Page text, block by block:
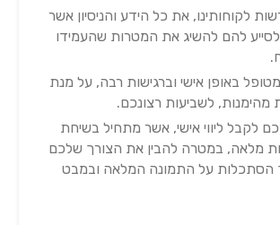
לקוחותינו, את כל הידע והניסיון אשר
להם להשיג את המטרות שהעמידו
באופן אישי וברגישות רבה, על מנת
מהימנות, לשביעות רצונכם.
לקבל ליווי אישי, אשר מתחיל בשיחת
מלאה, במטרה להבין את הצורך שלכם
הסתכלות על התמונה המלאה ובמבט